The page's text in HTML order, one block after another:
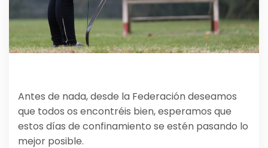
Antes de nada, desde la Federación deseamos
que todos os encontréis bien, esperamos que
estos días de confinamiento se estén pasando lo
mejor posible.